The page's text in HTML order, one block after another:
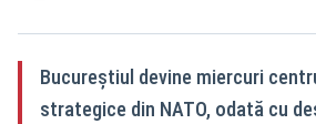
Bucureștiul devine miercuri
strategice din NATO, odată cu